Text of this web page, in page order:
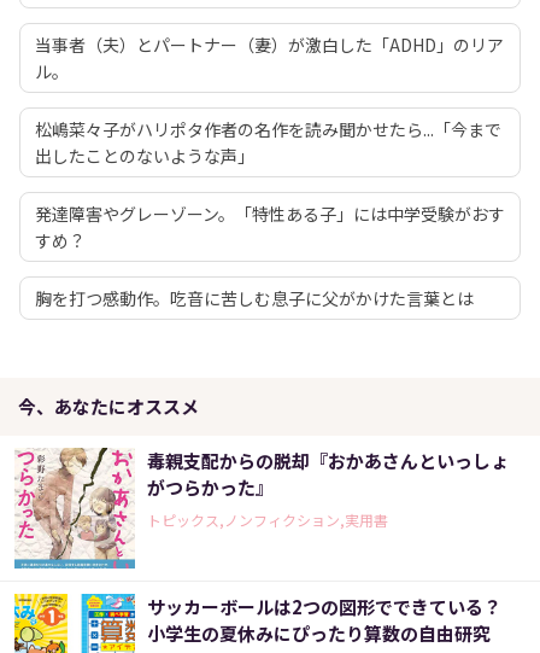
当事者（夫）とパートナー（妻）が激白した「ADHD」のリア
ル。
松嶋菜々子がハリポタ作者の名作を読み聞かせたら...「今まで
出したことのないような声」
発達障害やグレーゾーン。「特性ある子」には中学受験がおす
すめ？
胸を打つ感動作。吃音に苦しむ息子に父がかけた言葉とは
今、あなたにオススメ
毒親支配からの脱却『おかあさんといっしょ
がつらかった』
トピックス,ノンフィクション,実用書
サッカーボールは2つの図形でできている？
小学生の夏休みにぴったり算数の自由研究